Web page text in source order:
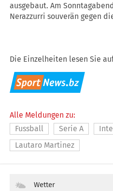
ausgebaut. Am
Nerazzurri souverän gegen
Die Einzelheiten lesen Sie
Alle Meldungen zu:
Fussball
Serie A
Lautaro Martinez
Wetter